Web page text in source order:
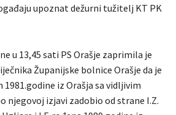
upoznat dežurni tužitelj KT PK
u 13,45 sati PS Orašje zaprimila je
Županijske bolnice Orašje da je
1981.godine iz Orašja sa vidljivim
njegovoj izjavi zadobio od strane I.Z.